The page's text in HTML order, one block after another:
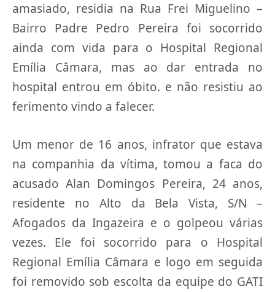
amasiado, residia na Rua Frei Miguelino –
Bairro Padre Pedro Pereira foi socorrido
ainda com vida para o Hospital Regional
Emília Câmara, mas ao dar entrada no
hospital entrou em óbito. e não resistiu ao
ferimento vindo a falecer.
Um menor de 16 anos, infrator que estava
na companhia da vítima, tomou a faca do
acusado Alan Domingos Pereira, 24 anos,
residente no Alto da Bela Vista, S/N –
Afogados da Ingazeira e o golpeou várias
vezes. Ele foi socorrido para o Hospital
Regional Emília Câmara e logo em seguida
foi removido sob escolta da equipe do GATI